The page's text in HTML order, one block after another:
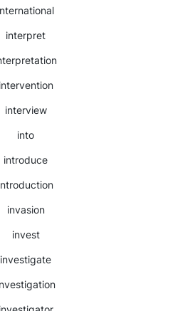
interpret
intervention
interview
into
introduce
invasion
invest
investigate